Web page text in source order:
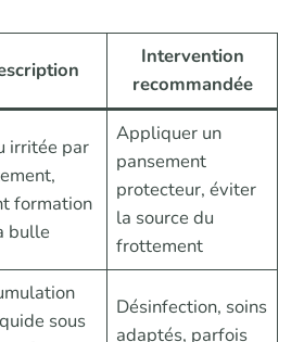
Intervention
recommandée
irritée par
formation
bulle
Appliquer un
pansement
protecteur, éviter
la source du
frottement
sous
Désinfection, soins
adaptés, parfois